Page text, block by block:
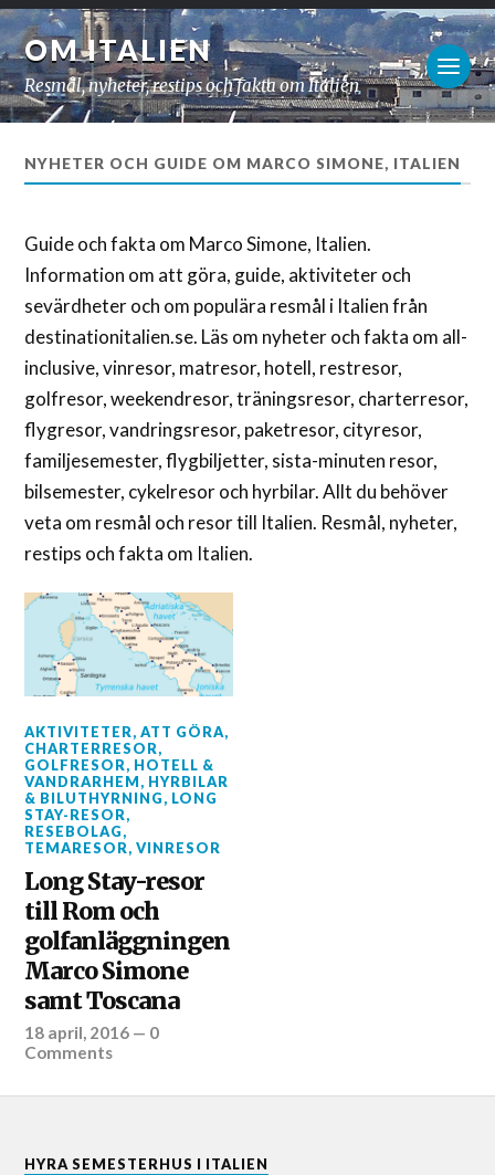
OM ITALIEN
Resmål, nyheter, restips och fakta om Italien
NYHETER OCH GUIDE OM MARCO SIMONE, ITALIEN
Guide och fakta om Marco Simone, Italien.
Information om att göra, guide, aktiviteter och
sevärdheter och om populära resmål i Italien från
destinationitalien.se. Läs om nyheter och fakta om all-
inclusive, vinresor, matresor, hotell, restresor,
golfresor, weekendresor, träningsresor, charterresor,
flygresor, vandringsresor, paketresor, cityresor,
familjesemester, flygbiljetter, sista-minuten resor,
bilsemester, cykelresor och hyrbilar. Allt du behöver
veta om resmål och resor till Italien. Resmål, nyheter,
restips och fakta om Italien.
AKTIVITETER,ATT GÖRA,
CHARTERRESOR,
GOLFRESOR, HOTELL &
VANDRARHEM, HYRBILAR
& BILUTHYRNING, LONG
STAY-RESOR,
RESEBOLAG,
TEMARESOR,VINRESOR
Long Stay-resor
till Rom och
golfanläggningen
Marco Simone
samt Toscana
18 april, 2016 — 0
Comments
HYRA SEMESTERHUS I ITALIEN